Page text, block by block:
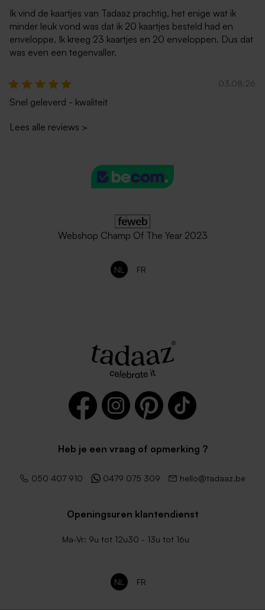
Ik vind de kaartjes van Tadaaz prachtig, het enige wat ik
minder leuk vond was dat ik 20 kaartjes besteld had en
enveloppe. Ik kreeg 23 kaartjes en 20 enveloppen. Dus dat
was even een tegenvaller.
03.08.26
Snel geleverd - kwaliteit
Lees alle reviews >
Webshop Champ Of The Year 2023
NL FR
Heb je een vraag of opmerking ?
050 407 910 0479 075 309 hello@tadaaz.be
Openingsuren klantendienst
Ma-Vr: 9u tot 12u30 - 13u tot 16u
NL FR